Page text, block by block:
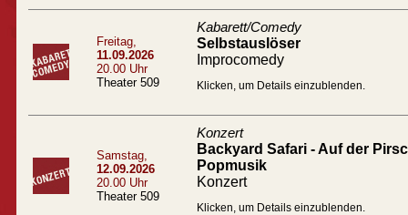
Freitag,
11.09.2026
20.00 Uhr
Theater 509
Kabarett/Comedy
Selbstauslöser
Improcomedy
Klicken, um Details einzublenden.
Samstag,
12.09.2026
20.00 Uhr
Theater 509
Konzert
Backyard Safari - Auf der
Popmusik
Konzert
Klicken, um Details einzublenden.